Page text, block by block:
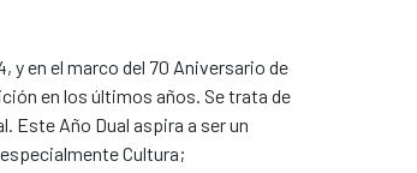
y en el marco del 70 Aniversario de
en los últimos años. Se trata de
Este Año Dual aspira a ser un
Cultura;